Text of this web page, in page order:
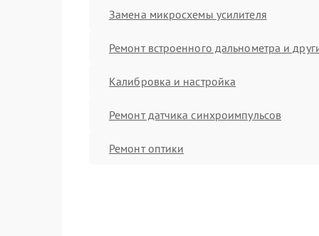
Замена микросхемы усилителя
Ремонт встроенного дальнометра и
Калибровка и настройка
Ремонт датчика синхроимпульсов
Ремонт оптики